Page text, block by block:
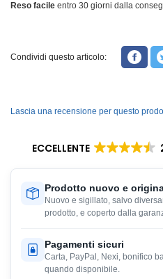
Reso facile entro 30 giorni dalla
Condividi questo articolo:
Lascia una recensione per questo
ECCELLENTE
Prodotto nuovo e
Nuovo e sigillato, salvo
prodotto, e coperto dalla
Pagamenti sicuri
Carta, PayPal, Nexi, bonifico
quando disponibile.